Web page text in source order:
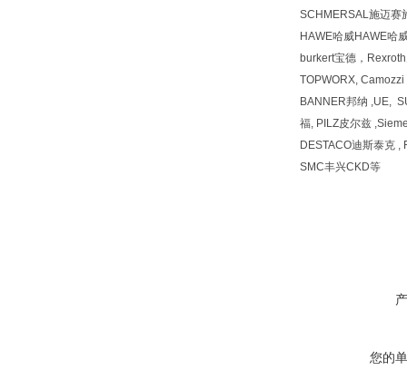
SCHMERSAL施迈赛
HAWE哈威HAWE哈
burkert宝德，
TOPWORX,
BANNER邦纳 ,UE,
福, PILZ皮尔兹
DESTACO迪斯泰克
SMC丰兴CKD等
您的